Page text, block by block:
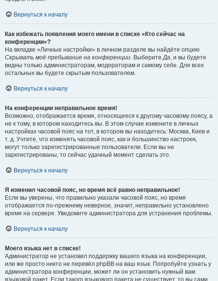
Вернуться к началу
Как избежать появления моего имени в списке «Кто сейчас на
конференции»?
На вкладке «Личные настройки» в личном разделе вы найдёте опцию
Скрывать моё пребывание на конференции. ВыберитеДа, и вы будете
видны только администраторам, модераторам и самому себе. Для всех
остальных вы будете скрытым пользователем.
Вернуться к началу
На конференции неправильное время!
Возможно, отображается время, относящееся к другому часовому поясу, а
не к тому, в котором находитесь вы. В этом случае измените в личных
настройках часовой пояс на тот, в котором вы находитесь: Москва, Киев и
т. д. Учтите, что изменять часовой пояс, как и большинство настроек,
могут только зарегистрированные пользователи. Если вы не
зарегистрированы, то сейчас удачный момент сделать это.
Вернуться к началу
Я изменил часовой пояс, но время всё равно неправильное!
Если вы уверены, что правильно указали часовой пояс, но время
отображается по-прежнему неверное, значит, неправильно установлено
время на сервере. Уведомите администратора для устранения проблемы.
Вернуться к началу
Моего языка нет в списке!
Администратор не установил поддержку вашего языка на конференции,
или же просто никто не перевёл phpBB на ваш язык. Попробуйте узнать у
администратора конференции, может ли он установить нужный вам
языковой пакет. Если такого языкового пакета не существует, то вы сами